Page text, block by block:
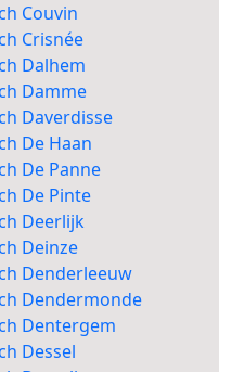
Couvin
Crisnée
Dalhem
Damme
Daverdisse
De Haan
De Panne
De Pinte
Deerlijk
Deinze
Denderleeuw
Dendermonde
Dentergem
Dessel